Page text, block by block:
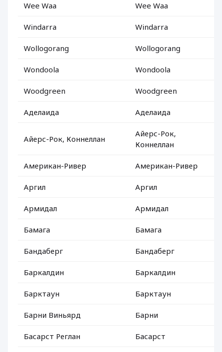
Wee Waa Wee Waa
Windarra Windarra
Wollogorang Wollogorang
Wondoola Wondoola
Woodgreen Woodgreen
Аделаида Аделаида
Айерс-Рок, Коннеллан
Айерс-Рок,
Коннеллан
Американ-Ривер Американ-Ривер
Аргил Аргил
Армидал Армидал
Бамага Бамага
Бандаберг Бандаберг
Баркалдин Баркалдин
Барктаун Барктаун
Барни Виньярд Барни
Басарст Реглан Басарст